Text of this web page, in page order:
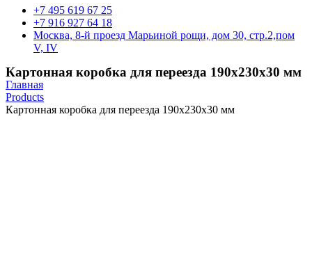
+7 495 619 67 25
+7 916 927 64 18
Москва, 8-й проезд Марьиной рощи, дом 30, стр.2,пом
V, IV
Картонная коробка для переезда 190х230х30 мм
Главная
Products
Картонная коробка для переезда 190х230х30 мм